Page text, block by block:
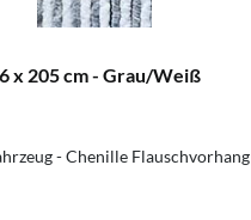
x 205 cm - Grau/Weiß
- Chenille Flauschvorhang